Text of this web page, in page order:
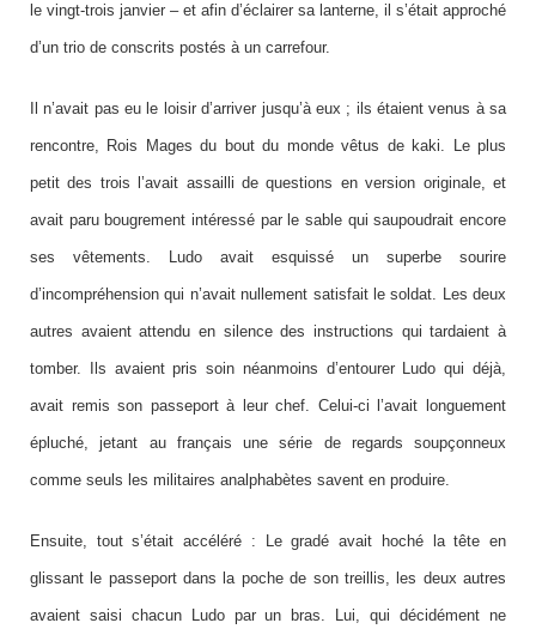
le vingt-trois janvier – et afin d’éclairer sa lanterne, il s’était approché
d’un trio de conscrits postés à un carrefour.
Il n’avait pas eu le loisir d’arriver jusqu’à eux ; ils étaient venus à sa
rencontre, Rois Mages du bout du monde vêtus de kaki. Le plus
petit des trois l’avait assailli de questions en version originale, et
avait paru bougrement intéressé par le sable qui saupoudrait encore
ses vêtements. Ludo avait esquissé un superbe sourire
d’incompréhension qui n’avait nullement satisfait le soldat. Les deux
autres avaient attendu en silence des instructions qui tardaient à
tomber. Ils avaient pris soin néanmoins d’entourer Ludo qui déjà,
avait remis son passeport à leur chef. Celui-ci l’avait longuement
épluché, jetant au français une série de regards soupçonneux
comme seuls les militaires analphabètes savent en produire.
Ensuite, tout s’était accéléré : Le gradé avait hoché la tête en
glissant le passeport dans la poche de son treillis, les deux autres
avaient saisi chacun Ludo par un bras. Lui, qui décidément ne